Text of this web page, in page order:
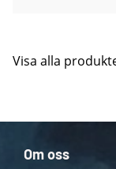
Visa alla
Om oss